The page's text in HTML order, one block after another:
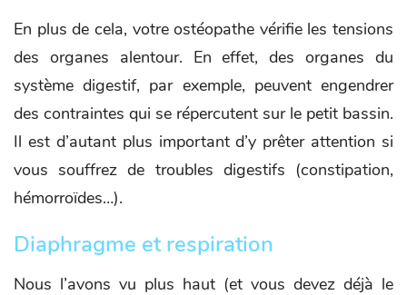
En plus de cela, votre ostéopathe vérifie les tensions
des organes alentour. En effet, des organes du
système digestif, par exemple, peuvent engendrer
des contraintes qui se répercutent sur le petit bassin.
Il est d’autant plus important d’y prêter attention si
vous souffrez de troubles digestifs (constipation,
hémorroïdes…).
Diaphragme et respiration
Nous l’avons vu plus haut (et vous devez déjà le